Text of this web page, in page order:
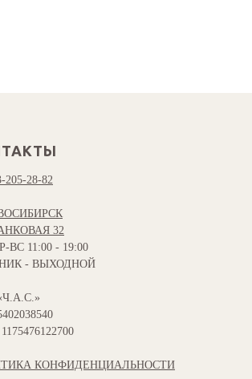
205-28-82
32
ВС 11:00 - 19:00
- ВЫХОДНОЙ
КОНФИДЕНЦИАЛЬНОСТИ